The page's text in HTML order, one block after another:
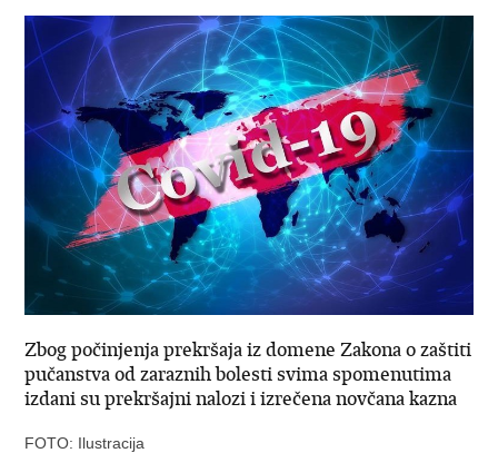
Zbog počinjenja prekršaja iz domene Zakona o zaštiti
pučanstva od zaraznih bolesti svima spomenutima
izdani su prekršajni nalozi i izrečena novčana kazna
FOTO: Ilustracija